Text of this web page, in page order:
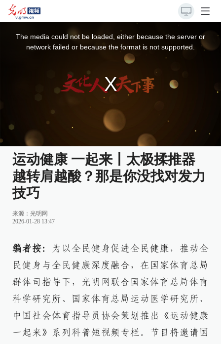
The media could not be loaded, either because the server or
network failed or because the format is not supported.
运动健康 一起来丨太极揉推器
越转肩越酸？那是你没找对发力
技巧
来源： 光明网
2026-01-28 13:47
编者按：
为以全民健身促进全民健康，推动全
民健身与全民健康深度融合，在国家体育总局
群体司指导下，光明网联合国家体育总局体育
科学研究所、国家体育总局运动医学研究所、
中国社会体育指导员协会策划推出《运动健康
一起来》系列科普短视频专栏。节目将邀请国